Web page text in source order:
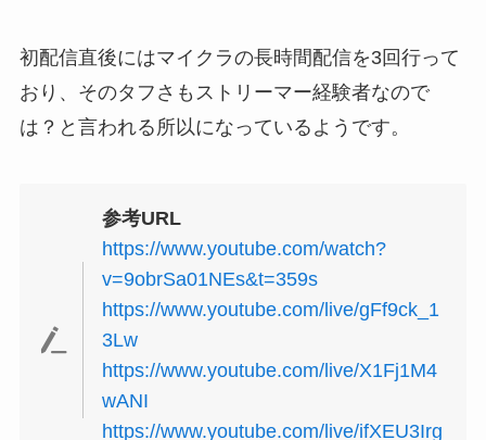
初配信直後にはマイクラの長時間配信を3回行って
おり、そのタフさもストリーマー経験者なので
は？と言われる所以になっているようです。
参考URL
https://www.youtube.com/watch?
v=9obrSa01NEs&t=359s
https://www.youtube.com/live/gFf9ck_1
3Lw
https://www.youtube.com/live/X1Fj1M4
wANI
https://www.youtube.com/live/ifXEU3Irg